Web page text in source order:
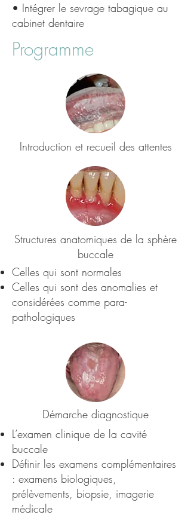
• Intégrer le sevrage tabagique au
cabinet dentaire
Programme
Introduction et recueil des attentes
Structures anatomiques de la sphère
buccale
Celles qui sont normales
Celles qui sont des anomalies et
considérées comme para-
pathologiques
Démarche diagnostique
L’examen clinique de la cavité
buccale
Définir les examens complémentaires
: examens biologiques,
prélèvements, biopsie, imagerie
médicale